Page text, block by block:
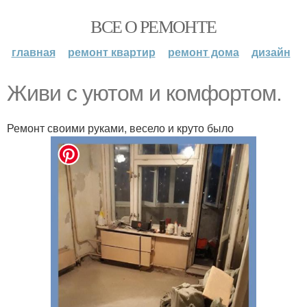
ВСЕ О РЕМОНТЕ
главная ремонт квартир ремонт дома дизайн
Живи с уютом и комфортом.
Ремонт своими руками, весело и круто было